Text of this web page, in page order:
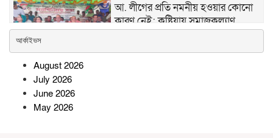
আ. লীগের প্রতি নমনীয় হওয়ার কোনো
কারণ নেই: কুষ্টিয়ায় সমাজকল্যাণ
প্রতিমন্ত্রী
আর্কাইভস
August 2026
July 2026
June 2026
May 2026